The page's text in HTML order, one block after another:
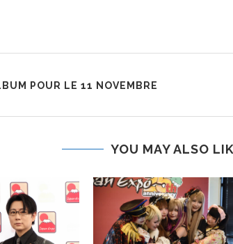
POUR LE 11 NOVEMBRE
YOU MAY ALSO